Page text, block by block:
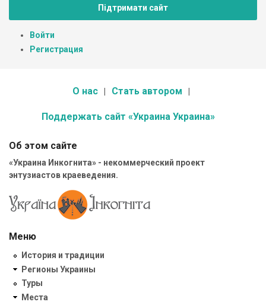
Підтримати сайт
Войти
Регистрация
О нас Стать автором
Поддержать сайт «Украина Украина»
Об этом сайте
«Украина Инкогнита» - некоммерческий проект
энтузиастов краеведения.
Меню
История и традиции
Регионы Украины
Туры
Места